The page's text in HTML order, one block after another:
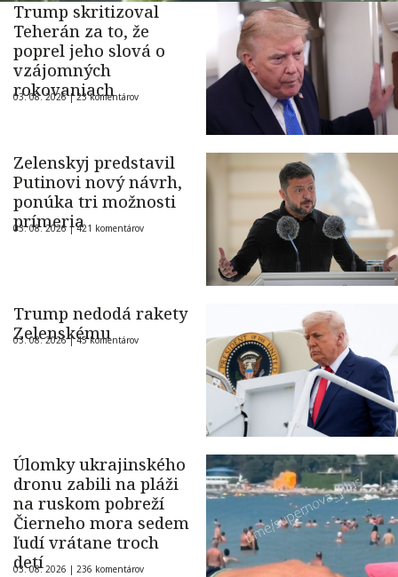
Trump skritizoval
Teherán za to, že
poprel jeho slová o
vzájomných
rokovaniach
03. 08. 2026 |23 komentárov
Zelenskyj predstavil
Putinovi nový návrh,
ponúka tri možnosti
prímeria
03. 08. 2026 |421 komentárov
Trump nedodá rakety
Zelenskému
03. 08. 2026 |45 komentárov
Úlomky ukrajinského
dronu zabili na pláži
na ruskom pobreží
Čierneho mora sedem
ľudí vrátane troch
detí
03. 08. 2026 | 236 komentárov